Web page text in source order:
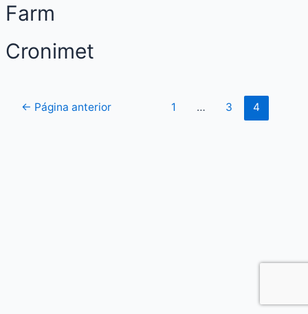
Farm
Cronimet
← Página anterior 1 … 3 4